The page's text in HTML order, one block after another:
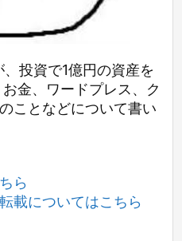
投資で1億円の資産を
金、ワードプレス、ク
ことなどについて書い
ら
載についてはこちら